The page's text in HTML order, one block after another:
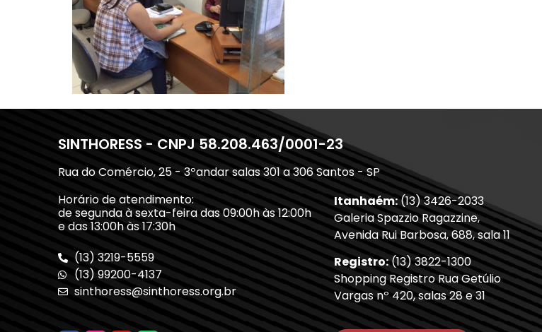
SINTHORESS - CNPJ 58.208.463/0001-23
Rua do Comércio, 25 - 3ºandar salas 301 a 306 Santos - SP
Horário de atendimento:
de segunda à sexta-feira das 09:00h às 12:00h
e das 13:00h às 17:30h
(13) 3219-5559
(13) 99200-4137
sinthoress@sinthoress.org.br
Itanhaém:(13) 3426-2033
Galeria Spazzio Ragazzine,
Avenida Rui Barbosa, 688, sala 11
Registro:(13) 3822-1300
Shopping Registro Rua Getúlio
Vargas nº 420, salas 28 e 31